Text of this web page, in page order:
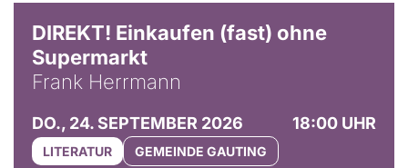
DIREKT! Einkaufen (fast) ohne
Supermarkt
Frank Herrmann
DO., 24. SEPTEMBER 2026 18:00 UHR
LITERATUR GEMEINDE GAUTING